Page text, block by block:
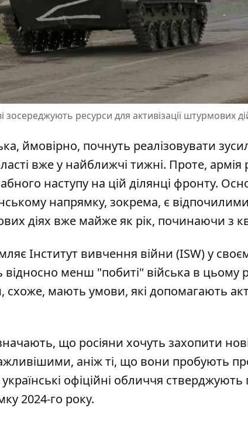
зосереджують ресурси для активізації штурмових
ймовірно, почнуть реалізовувати
вже у найближчі тижні. Проте,
наступу на цій ділянці фронту.
напрямку, зокрема, є
діях вже майже як рік, починаючи з
Інститут вивчення війни (ISW) у
відносно менш "побиті" війська в цьому
схоже, мають умови, які допомагають
що росіяни хочуть захопити
аніж ті, що вони пробують
офіційні обличчя
2024-го року.